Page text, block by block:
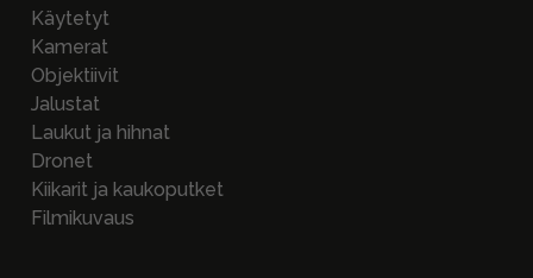
Käytetyt
Kamerat
Objektiivit
Jalustat
Laukut ja hihnat
Dronet
Kiikarit ja kaukoputket
Filmikuvaus